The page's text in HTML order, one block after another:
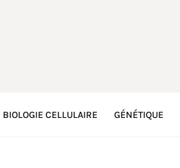
BIOLOGIE CELLULAIRE GÉNÉTIQUE